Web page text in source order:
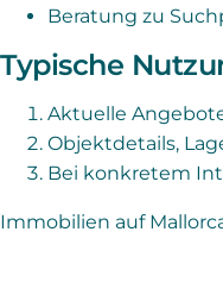
Beratung zu
Typische
Aktuelle
Objektdetails,
Bei konkretem
Immobilien auf